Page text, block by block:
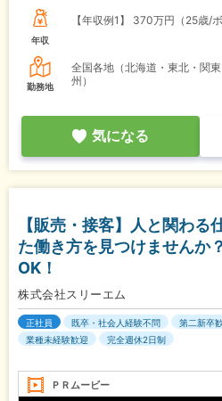
年収
【年収例1】 370万円（25歳/ボ
勤務地
全国各地（北海道・東北・関
州）
気になる
【販売・接客】人と関わる
た働き方を見つけませんか
OK！
株式会社スリーエム
正社員 既卒・社会人経験不問 第二新卒
業種未経験歓迎
完全週休2日制
ＰＲムービー